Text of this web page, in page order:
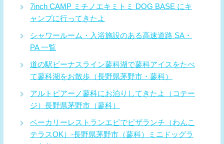
7inch CAMP ミチノエキミトミ DOG BASE にキ
ャンプに行ってきたよ
シャワールーム・入浴施設のある高速道路 SA・
PA 一覧
道の駅ビーナスライン蓼科湖で蓼科アイスをたべ
て蓼科湖をお散歩（長野県茅野市・蓼科）
アルトピアーノ蓼科にお泊りしてきたよ（コテー
ジ）長野県茅野市（蓼科）
ベーカリーレストランエピでピザランチ（わんこ
テラスOK）-長野県茅野市（蓼科）ミニドッグラ